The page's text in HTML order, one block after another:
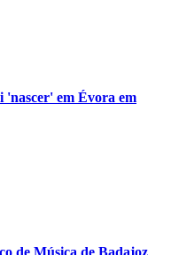
'nascer' em Évora em
de Música de Badajoz